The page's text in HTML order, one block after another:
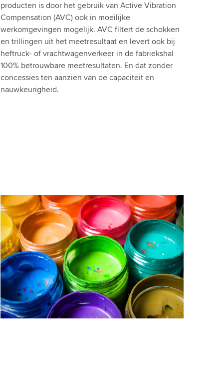
producten is door het gebruik van Active Vibration
Compensation (AVC) ook in moeilijke
werkomgevingen mogelijk. AVC filtert de schokken
en trillingen uit het meetresultaat en levert ook bij
heftruck- of vrachtwagenverkeer in de fabriekshal
100% betrouwbare meetresultaten. En dat zonder
concessies ten aanzien van de capaciteit en
nauwkeurigheid.